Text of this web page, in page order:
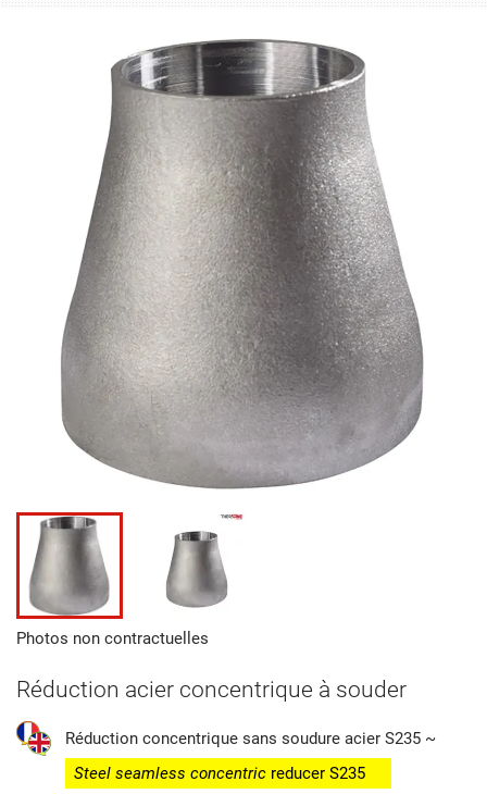
Photos non contractuelles
Réduction acier concentrique à souder
Réduction concentrique sans soudure acier S235 ~
Steel seamless concentric reducer S235